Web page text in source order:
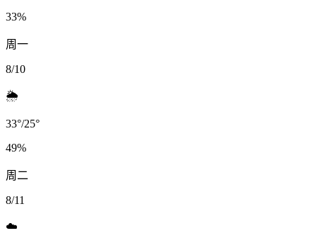
33%
周一
8/10
🌦️
33°/25°
49%
周二
8/11
☁️